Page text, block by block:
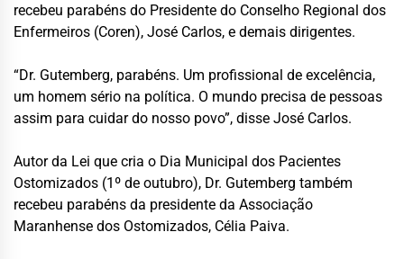
recebeu parabéns do Presidente do Conselho Regional dos
Enfermeiros (Coren), José Carlos, e demais dirigentes.
“Dr. Gutemberg, parabéns. Um profissional de excelência,
um homem sério na política. O mundo precisa de pessoas
assim para cuidar do nosso povo”, disse José Carlos.
Autor da Lei que cria o Dia Municipal dos Pacientes
Ostomizados (1º de outubro), Dr. Gutemberg também
recebeu parabéns da presidente da Associação
Maranhense dos Ostomizados, Célia Paiva.